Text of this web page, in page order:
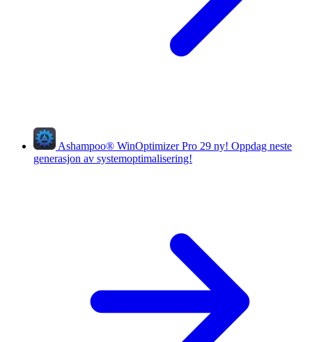
Ashampoo® WinOptimizer Pro 29 ny! Oppdag neste
generasjon av systemoptimalisering!